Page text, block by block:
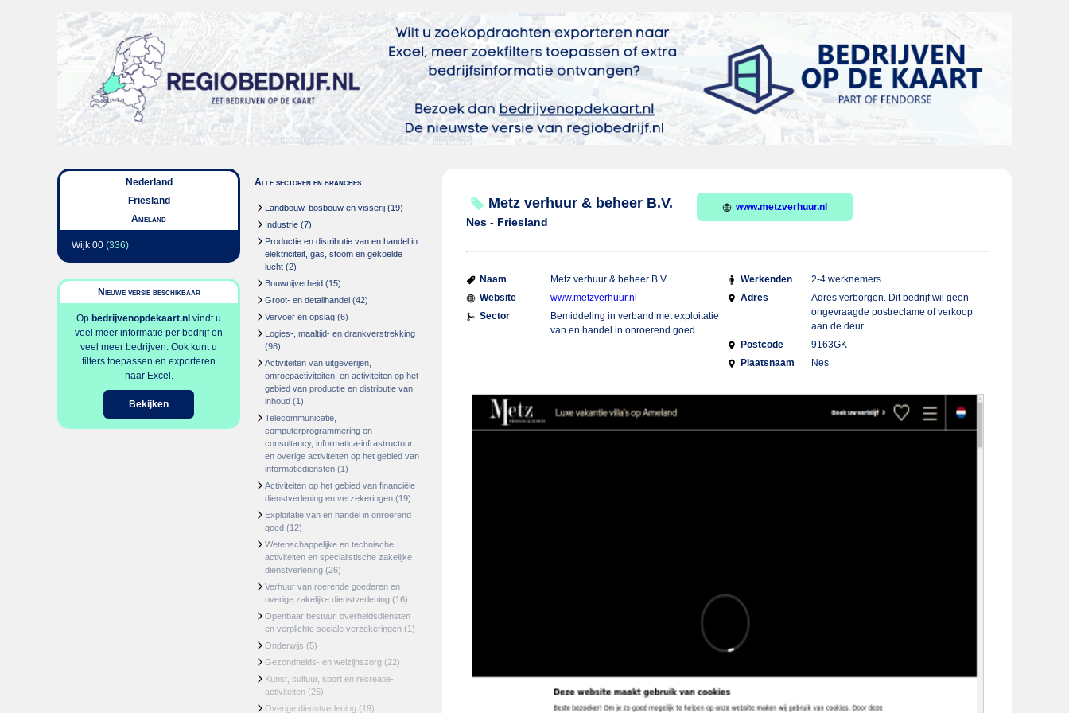
Nederland
Friesland
Ameland
Wijk 00 (336)
Nieuwe versie beschikbaar
Op bedrijvenopdekaart.nl vindt u
veel meer informatie per bedrijf en
veel meer bedrijven. Ook kunt u
filters toepassen en exporteren
naar Excel.
Bekijken
Alle sectoren en branches
Landbouw, bosbouw en visserij (19)
Industrie (7)
Productie en distributie van en handel in
elektriciteit, gas, stoom en gekoelde
lucht (2)
Bouwnijverheid (15)
Groot- en detailhandel (42)
Vervoer en opslag (6)
Logies-, maaltijd- en drankverstrekking
(98)
Activiteiten van uitgeverijen,
omroepactiviteiten, en activiteiten op het
gebied van productie en distributie van
inhoud (1)
Telecommunicatie,
computerprogrammering en
consultancy, informatica-infrastructuur
en overige activiteiten op het gebied van
informatiediensten (1)
Activiteiten op het gebied van financiële
dienstverlening en verzekeringen (19)
Exploitatie van en handel in onroerend
goed (12)
Wetenschappelijke en technische
activiteiten en specialistische zakelijke
dienstverlening (26)
Verhuur van roerende goederen en
overige zakelijke dienstverlening (16)
Openbaar bestuur, overheidsdiensten
en verplichte sociale verzekeringen (1)
Onderwijs (5)
Gezondheids- en welzijnszorg (22)
Kunst, cultuur, sport en recreatie-
activiteiten (25)
Overige dienstverlening (19)
Metz verhuur & beheer B.V.
Nes - Friesland
www.metzverhuur.nl
Naam
Metz verhuur & beheer B.V.
Website
www.metzverhuur.nl
Sector
Bemiddeling in verband met exploitatie
van en handel in onroerend goed
Werkenden
2-4 werknemers
Adres
Adres verborgen. Dit bedrijf wil geen
ongevraagde postreclame of verkoop
aan de deur.
Postcode
9163GK
Plaatsnaam
Nes